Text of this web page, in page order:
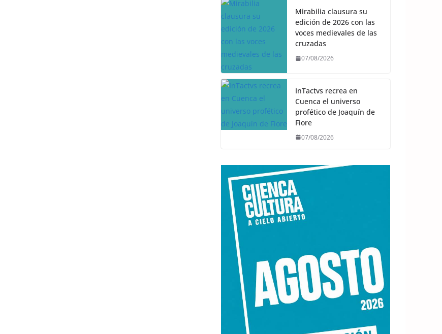
Mirabilia clausura su
edición de 2026 con las
voces medievales de las
cruzadas
07/08/2026
InTactvs recrea en
Cuenca el universo
profético de Joaquín de
Fiore
07/08/2026